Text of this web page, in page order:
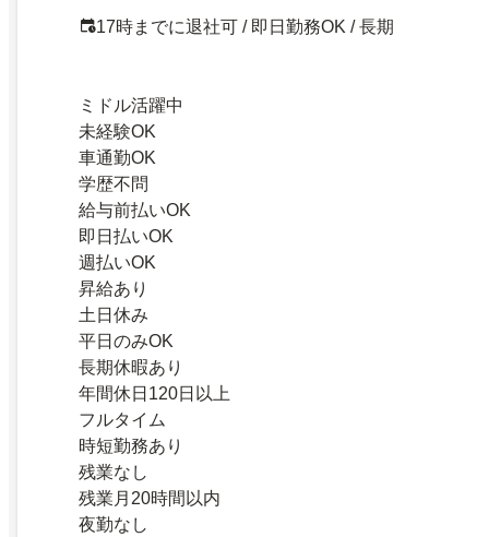
17時までに退社可 / 即日勤務OK / 長期
ミドル活躍中
未経験OK
車通勤OK
学歴不問
給与前払いOK
即日払いOK
週払いOK
昇給あり
土日休み
平日のみOK
長期休暇あり
年間休日120日以上
フルタイム
時短勤務あり
残業なし
残業月20時間以内
夜勤なし